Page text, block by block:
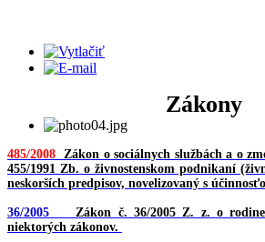
Zákony
485/2008 Zákon o sociálnych službách a o
455/1991 Zb. o živnostenskom podnikaní
neskorších predpisov, novelizovaný s
36/2005 Zákon č. 36/2005 Z. z. o rodine
niektorých zákonov.